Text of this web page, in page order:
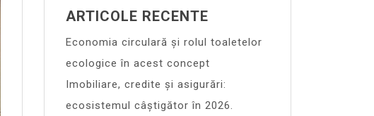
ARTICOLE RECENTE
Economia circulară și rolul toaletelor
ecologice în acest concept
Imobiliare, credite și asigurări:
ecosistemul câștigător în 2026.